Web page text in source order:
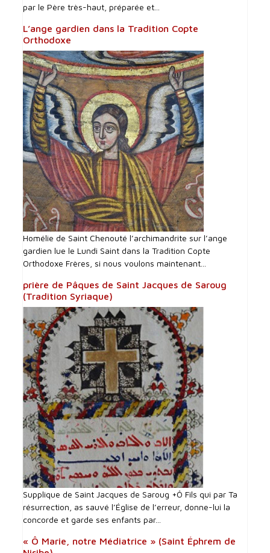
par le Père très-haut, préparée et...
L’ange gardien dans la Tradition Copte
Orthodoxe
Homélie de Saint Chenouté l’archimandrite sur l’ange
gardien lue le Lundi Saint dans la Tradition Copte
Orthodoxe Frères, si nous voulons maintenant...
prière de Pâques de Saint Jacques de Saroug
(Tradition Syriaque)
Supplique de Saint Jacques de Saroug +Ô Fils qui par Ta
résurrection, as sauvé l’Église de l’erreur, donne-lui la
concorde et garde ses enfants par...
« Ô Marie, notre Médiatrice » (Saint Éphrem de